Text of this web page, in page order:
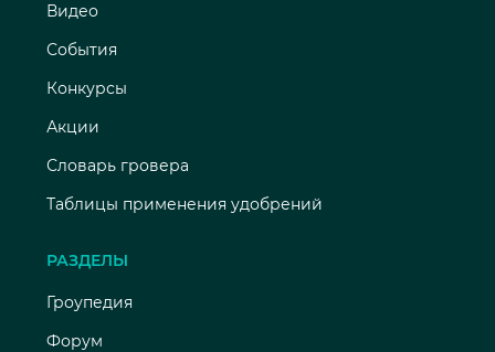
Видео
События
Конкурсы
Акции
Словарь гровера
Таблицы применения удобрений
РАЗДЕЛЫ
Гроупедия
Форум